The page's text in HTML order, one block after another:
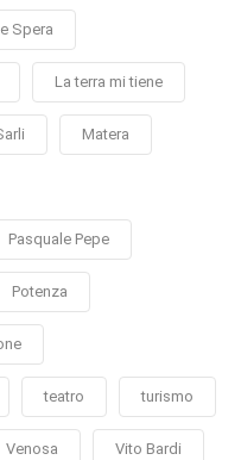
Spera
La terra mi tiene
Matera
Pasquale Pepe
Potenza
teatro turismo
Venosa Vito Bardi